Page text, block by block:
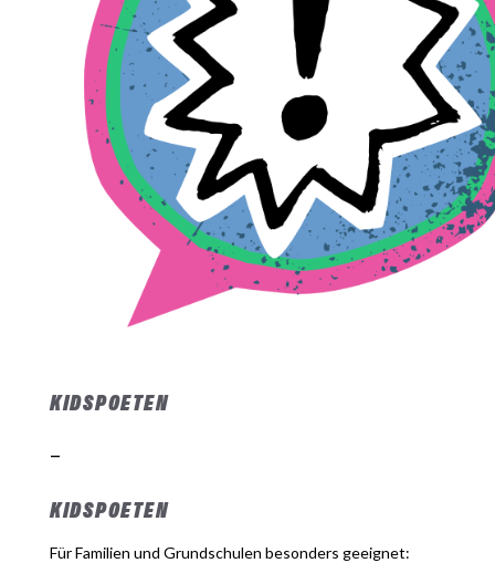
KIDSPOETEN
–
KIDSPOETEN
Für Familien und Grundschulen besonders geeignet: